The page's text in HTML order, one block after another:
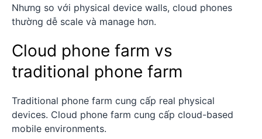
Nhưng so với physical device walls, cloud phones
thường dễ scale và manage hơn.
Cloud phone farm vs
traditional phone farm
Traditional phone farm cung cấp real physical
devices. Cloud phone farm cung cấp cloud-based
mobile environments.